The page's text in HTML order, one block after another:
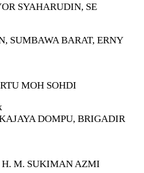
SYAHARUDIN, SE
SUMBAWA BARAT, ERNY
MOH SOHDI
DOMPU, BRIGADIR
M. SUKIMAN AZMI